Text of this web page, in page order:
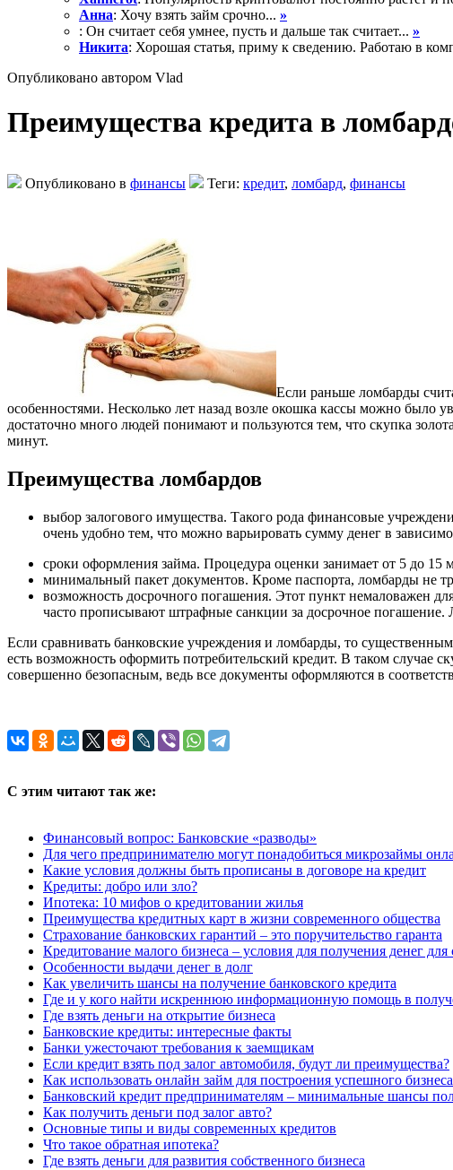
Анна: Хочу взять займ срочно... »
: Он считает себя умнее, пусть и дальше так считает... »
Никита: Хорошая статья, приму к сведению. Работаю в
Опубликовано автором Vlad
Преимущества кредита в
Опубликовано в финансы Теги: кредит, ломбард, финансы
Если раньше ломбарды
особенностями. Несколько лет назад возле окошка кассы можно
достаточно много людей понимают и пользуются тем, что скупка
минут.
Преимущества ломбардов
выбор залогового имущества. Такого рода финансовые
очень удобно тем, что можно варьировать сумму денег в
сроки оформления займа. Процедура оценки занимает от 5 до 15
минимальный пакет документов. Кроме паспорта, ломбарды не
возможность досрочного погашения. Этот пункт немаловажен
часто прописывают штрафные санкции за досрочное
Если сравнивать банковские учреждения и ломбарды, то
есть возможность оформить потребительский кредит. В таком
совершенно безопасным, ведь все документы оформляются в
С этим читают так же:
Финансовый вопрос: Банковские «разводы»
Для чего предпринимателю могут понадобиться микрозаймы
Какие условия должны быть прописаны в договоре на кредит
Кредиты: добро или зло?
Ипотека: 10 мифов о кредитовании жилья
Преимущества кредитных карт в жизни современного общества
Страхование банковских гарантий – это поручительство гаранта
Кредитование малого бизнеса – условия для получения денег для
Особенности выдачи денег в долг
Как увеличить шансы на получение банковского кредита
Где и у кого найти искреннюю информационную помощь в
Где взять деньги на открытие бизнеса
Банковские кредиты: интересные факты
Банки ужесточают требования к заемщикам
Если кредит взять под залог автомобиля, будут ли преимущества?
Как использовать онлайн займ для построения успешного
Банковский кредит предпринимателям – минимальные шансы
Как получить деньги под залог авто?
Основные типы и виды современных кредитов
Что такое обратная ипотека?
Где взять деньги для развития собственного бизнеса